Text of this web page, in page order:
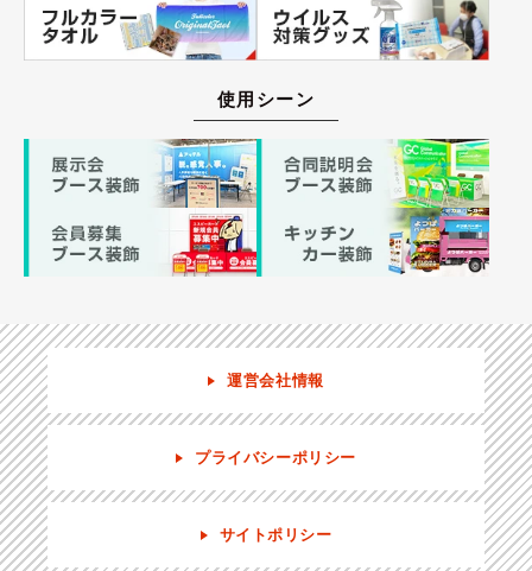
使用シーン
運営会社情報
プライバシーポリシー
サイトポリシー